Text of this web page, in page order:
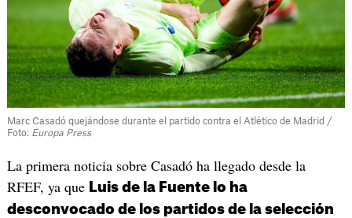
Marc Casadó quejándose durante el partido contra el Atlético de Madrid /
Foto: Europa Press
La primera noticia sobre Casadó ha llegado desde la
RFEF, ya que Luis de la Fuente lo ha
desconvocado de los partidos de la selección